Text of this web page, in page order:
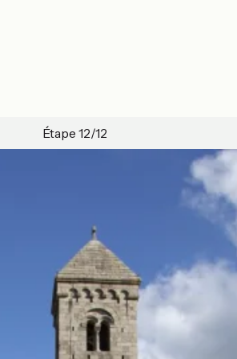
Étape 12/12